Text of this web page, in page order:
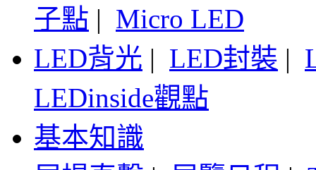
子點 | Micro LED
LED背光 | LED封裝 |
LEDinside觀點
基本知識